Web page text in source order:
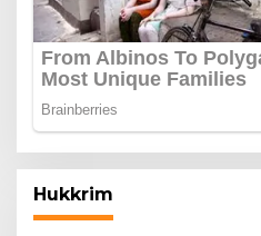
Hukkrim